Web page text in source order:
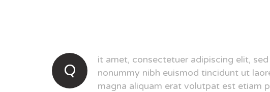
Q
it amet, consectetuer adipiscing elit,
nonummy nibh euismod tincidunt ut
magna aliquam erat volutpat est etiam